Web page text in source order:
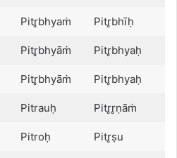
Pitr̥bhyaṁ Pitr̥bhīḥ
Pitr̥bhyāṁ Pitr̥bhyaḥ
Pitr̥bhyāṁ Pitr̥bhyaḥ
Pitrauḥ Pitr̥r̥ṇāṁ
Pitroḥ Pitr̥ṣu